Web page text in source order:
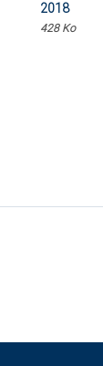
2018
428 Ko